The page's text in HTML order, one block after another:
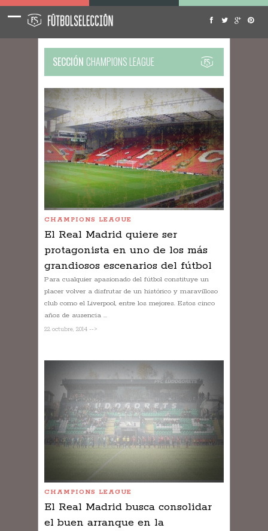
SECCIÓN CHAMPIONS LEAGUE
CHAMPIONS LEAGUE
El Real Madrid quiere ser
protagonista en uno de los más
grandiosos escenarios del fútbol
Para cualquier apasionado del fútbol constituye un
placer volver a disfrutar de un histórico y maravilloso
club como el Liverpool, entre los mejores. Estos cinco
años de ausencia ...
22 octubre, 2014 -->
CHAMPIONS LEAGUE
El Real Madrid busca consolidar
el buen arranque en la